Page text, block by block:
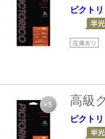
ピクト
高級
ピクト